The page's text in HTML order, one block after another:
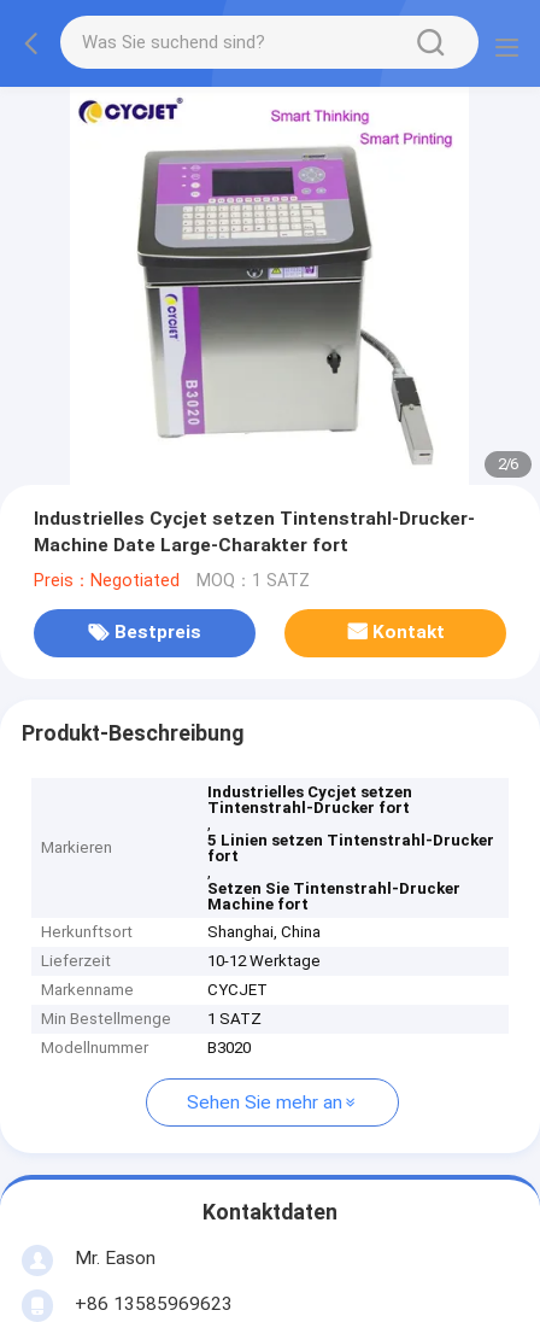
2/6
Industrielles Cycjet setzen Tintenstrahl-Drucker-
Machine Date Large-Charakter fort
Preis：Negotiated MOQ：1 SATZ
Bestpreis Kontakt
Produkt-Beschreibung
Markieren
Industrielles Cycjet setzen
Tintenstrahl-Drucker fort
,
5 Linien setzen Tintenstrahl-Drucker
fort
,
Setzen Sie Tintenstrahl-Drucker
Machine fort
Herkunftsort
Shanghai, China
Lieferzeit
10-12 Werktage
Markenname
CYCJET
Min Bestellmenge
1 SATZ
Modellnummer
B3020
Sehen Sie mehr an
Kontaktdaten
Mr. Eason
+86 13585969623